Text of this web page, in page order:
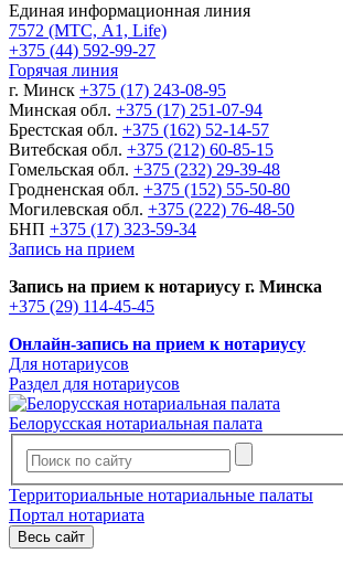
Единая информационная линия
7572 (МТС, A1, Life)
+375 (44) 592-99-27
Горячая линия
г. Минск +375 (17) 243-08-95
Минская обл. +375 (17) 251-07-94
Брестская обл. +375 (162) 52-14-57
Витебская обл. +375 (212) 60-85-15
Гомельская обл. +375 (232) 29-39-48
Гродненская обл. +375 (152) 55-50-80
Могилевская обл. +375 (222) 76-48-50
БНП +375 (17) 323-59-34
Запись на прием
Запись на прием к нотариусу г. Минска
+375 (29) 114-45-45
Онлайн-запись на прием к нотариусу
Для нотариусов
Раздел для нотариусов
Белорусская нотариальная палата
Территориальные нотариальные палаты
Портал нотариата
Весь сайт